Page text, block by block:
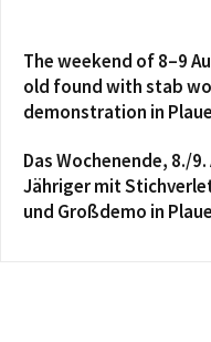
The weekend of 8–9
old found with stab
demonstration in
Das Wochenende, 8./
Jähriger mit
und Großdemo in